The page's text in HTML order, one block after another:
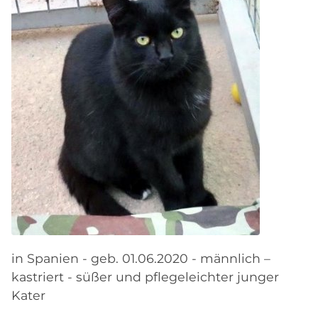
in Spanien - geb. 01.06.2020 - männlich –
kastriert - süßer und pflegeleichter junger
Kater